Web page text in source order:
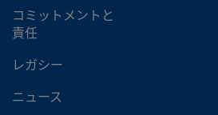
Swagelok®チューブ･ア
ダプター
Swagelok®チューブ･ア
コミットメントと
責任
レガシー
ニュース